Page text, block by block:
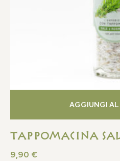
Tappomacina
9,90 €
AGGIUNGI AL